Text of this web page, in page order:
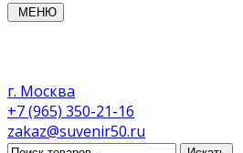
МЕНЮ
г. Москва
+7 (965) 350-21-16
zakaz@suvenir50.ru